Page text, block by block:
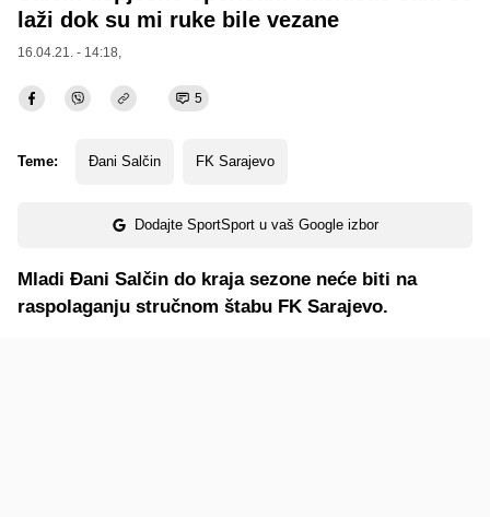
laži dok su mi ruke bile vezane
16.04.21. - 14:18,
5
Teme: Đani Salčin FK Sarajevo
Dodajte SportSport u vaš Google izbor
Mladi Đani Salčin do kraja sezone neće biti na
raspolaganju stručnom štabu FK Sarajevo.